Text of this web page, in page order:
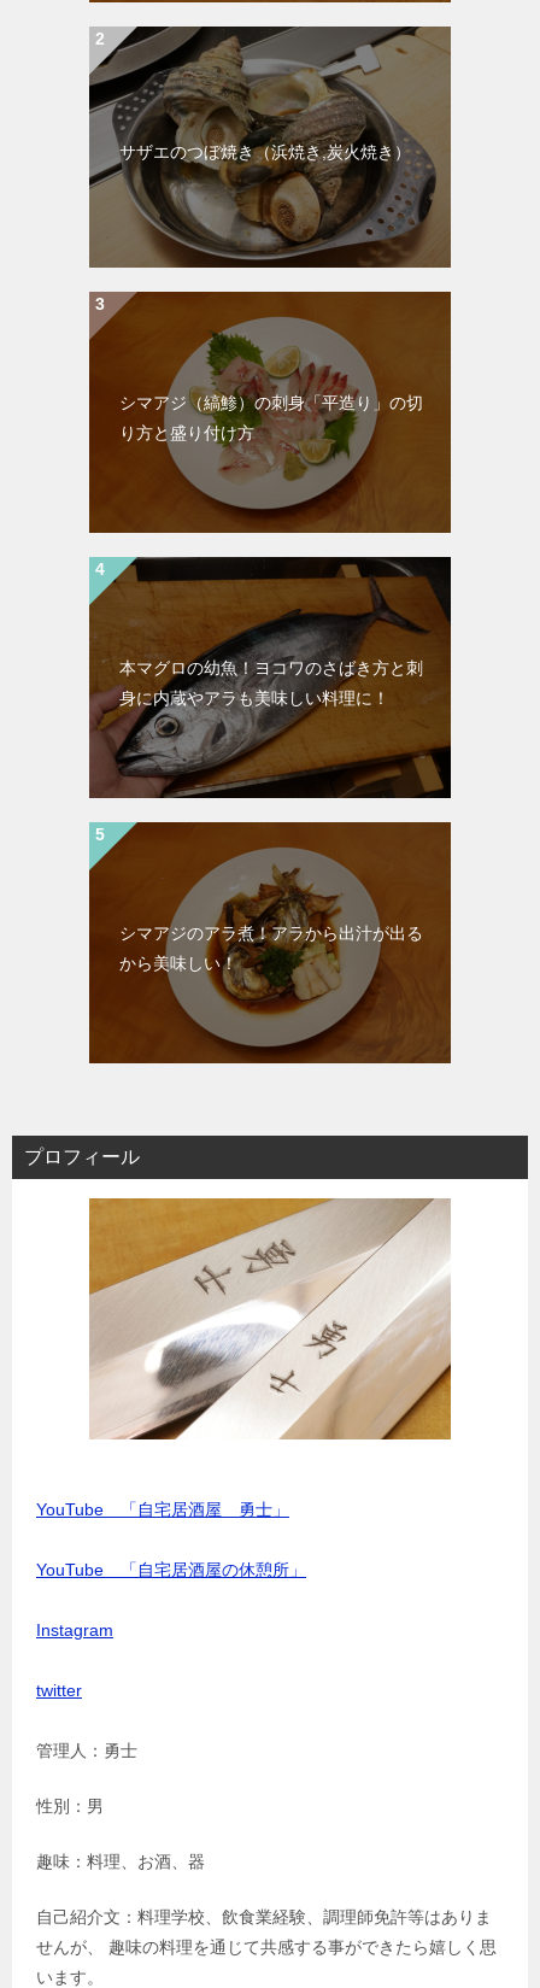
サザエのつぼ焼き（浜焼き,炭火焼き）
シマアジ（縞鯵）の刺身「平造り」の切
り方と盛り付け方
本マグロの幼魚！ヨコワのさばき方と刺
身に内蔵やアラも美味しい料理に！
シマアジのアラ煮！アラから出汁が出る
から美味しい！
プロフィール
YouTube 「自宅居酒屋 勇士」
YouTube 「自宅居酒屋の休憩所」
Instagram
twitter
管理人：勇士
性別：男
趣味：料理、お酒、器
自己紹介文：料理学校、飲食業経験、調理師免許等はありま
せんが、 趣味の料理を通じて共感する事ができたら嬉しく思
います。